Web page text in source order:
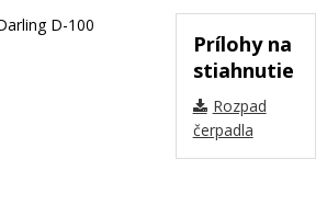
Prílohy na
stiahnutie
Rozpad
čerpadla
D-100